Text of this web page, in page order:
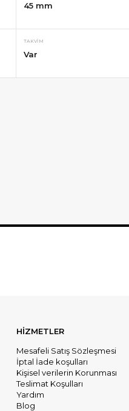
45 mm
TAKVIM
Var
HİZMETLER
Mesafeli Satış Sözleşmesi
İptal İade koşulları
Kişisel verilerin Korunması
Teslimat Koşulları
Yardım
Blog